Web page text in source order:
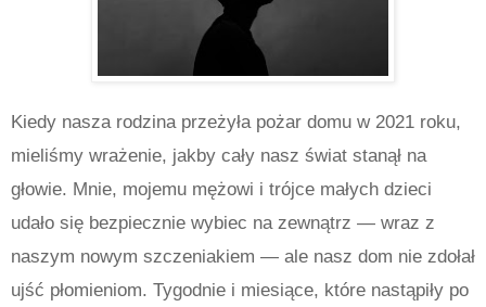
Kiedy nasza rodzina przeżyła pożar domu w 2021 roku,
mieliśmy wrażenie, jakby cały nasz świat stanął na
głowie. Mnie, mojemu mężowi i trójce małych dzieci
udało się bezpiecznie wybiec na zewnątrz — wraz z
naszym nowym szczeniakiem — ale nasz dom nie zdołał
ujść płomieniom. Tygodnie i miesiące, które nastąpiły po